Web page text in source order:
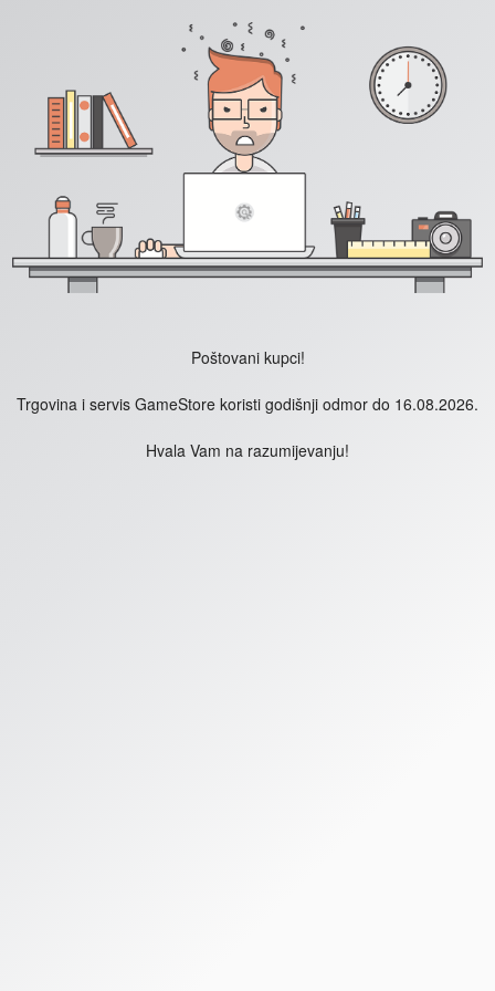
Poštovani kupci!
Trgovina i servis GameStore koristi godišnji odmor do 16.08.2026.
Hvala Vam na razumijevanju!